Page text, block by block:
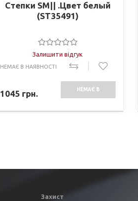
Степки SM|| .Цвет белый
(ST35491)
Залишити відгук
НЕМАЄ В НАЯВНОСТІ
1045 грн. НЕМАЄ В
Захист